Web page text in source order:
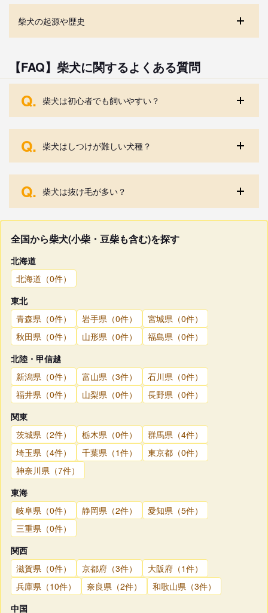
柴犬の起源や歴史
【FAQ】柴犬に関するよくある質問
Q. 柴犬は初心者でも飼いやすい？
Q. 柴犬はしつけが難しい犬種？
Q. 柴犬は抜け毛が多い？
全国から柴犬(小柴・豆柴も含む)を探す
北海道
北海道（0件）
東北
青森県（0件）
岩手県（0件）
宮城県（0件）
秋田県（0件）
山形県（0件）
福島県（0件）
北陸・甲信越
新潟県（0件）
富山県（3件）
石川県（0件）
福井県（0件）
山梨県（0件）
長野県（0件）
関東
茨城県（2件）
栃木県（0件）
群馬県（4件）
埼玉県（4件）
千葉県（1件）
東京都（0件）
神奈川県（7件）
東海
岐阜県（0件）
静岡県（2件）
愛知県（5件）
三重県（0件）
関西
滋賀県（0件）
京都府（3件）
大阪府（1件）
兵庫県（10件）
奈良県（2件）
和歌山県（3件）
中国